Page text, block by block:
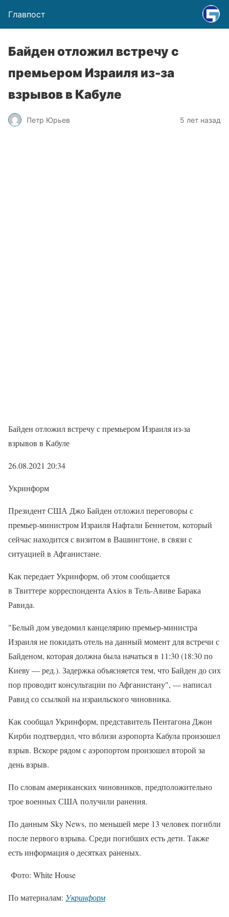
Главпост
Байден отложил встречу с
премьером Израиля из-за
взрывов в Кабуле
Петр Юрьев 5 лет назад
Байден отложил встречу с премьером Израиля из-за
взрывов в Кабуле
26.08.2021 20:34
Укринформ
Президент США Джо Байден отложил переговоры с
премьер-министром Израиля Нафтали Беннетом, который
сейчас находится с визитом в Вашингтоне, в связи с
ситуацией в Афганистане.
Как передает Укринформ, об этом сообщается
в Твиттере корреспондента Axios в Тель-Авиве Барака
Равида.
"Белый дом уведомил канцелярию премьер-министра
Израиля не покидать отель на данный момент для встречи с
Байденом, которая должна была начаться в 11:30 (18:30 по
Киеву — ред.). Задержка объясняется тем, что Байден до сих
пор проводит консультации по Афганистану", — написал
Равид со ссылкой на израильского чиновника.
Как сообщал Укринформ, представитель Пентагона Джон
Кирби подтвердил, что вблизи аэропорта Кабула произошел
взрыв. Вскоре рядом с аэропортом произошел второй за
день взрыв.
По словам американских чиновников, предположительно
трое военных США получили ранения.
По данным Sky News, по меньшей мере 13 человек погибли
после первого взрыва. Среди погибших есть дети. Также
есть информация о десятках раненых.
Фото: White House
По материалам: Укринформ